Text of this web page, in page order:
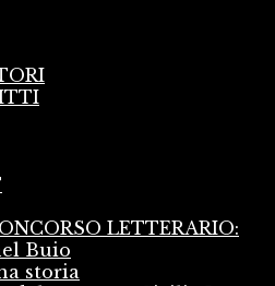
LETTERARIO:
Buio
storia